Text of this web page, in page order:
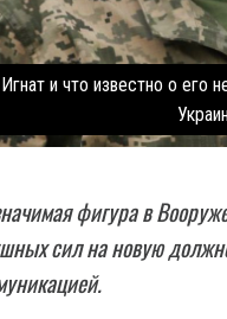
и что известно о
фигура в
сил на новую